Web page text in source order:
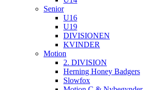
Senior
U16
U19
DIVISIONEN
KVINDER
Motion
2. DIVISION
Herning Honey Badgers
Slowfox